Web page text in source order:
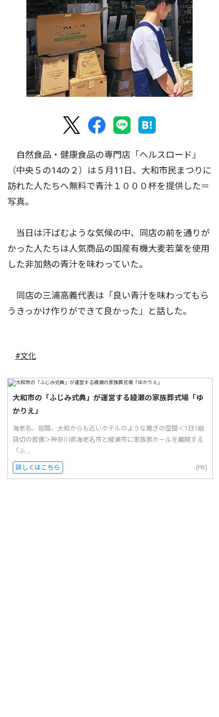
自然食品・健康食品の専門店「ヘルスロード」
（中央５の14の２）は５月11日、大和市民まつりに
訪れた人たちへ無料で青汁１０００杯を提供した＝
写真。
当日は汗ばむような気候の中、同店の前を通りが
かった人たちは人気商品の国産有機大麦若葉を使用
した非加熱の青汁を味わっていた。
同店の三浦高義代表は「良い青汁を味わってもら
うきっかけ作りができて良かった」と話した。
#文化
大和市の「ふじみ式典」が運営する綾瀬の家族葬式場「ゆ
かりえ」
海老名、座間、大和からも近いホテルのような寛ぎの空間＜1日1組
貸切の葬儀＞神奈川県海老名市と綾瀬市に家族葬ホールを展開する
「ふ...
詳しくはこちら (PR)